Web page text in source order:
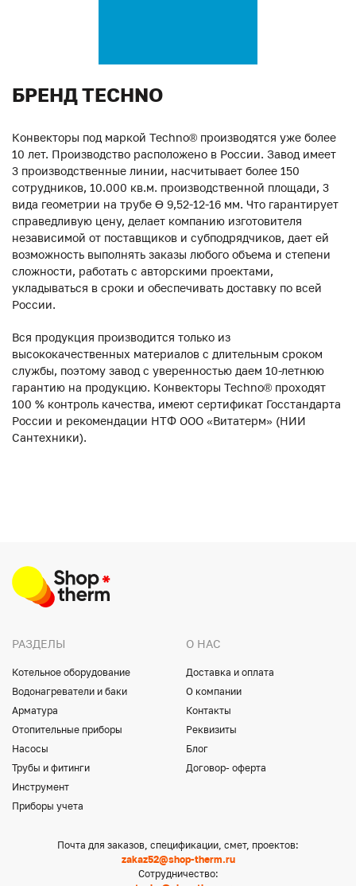
БРЕНД TECHNO
Конвекторы под маркой Techno® производятся уже более
10 лет. Производство расположено в России. Завод имеет
3 производственные линии, насчитывает более 150
сотрудников, 10.000 кв.м. производственной площади, 3
вида геометрии на трубе ϴ 9,52-12-16 мм. Что гарантирует
справедливую цену, делает компанию изготовителя
независимой от поставщиков и субподрядчиков, дает ей
возможность выполнять заказы любого объема и степени
сложности, работать с авторскими проектами,
укладываться в сроки и обеспечивать доставку по всей
России.
Вся продукция производится только из
высококачественных материалов с длительным сроком
службы, поэтому завод с уверенностью даем 10-летнюю
гарантию на продукцию. Конвекторы Techno® проходят
100 % контроль качества, имеют сертификат Госстандарта
России и рекомендации НТФ ООО «Витатерм» (НИИ
Сантехники).
РАЗДЕЛЫ
Котельное оборудование
Водонагреватели и баки
Арматура
Отопительные приборы
Насосы
Трубы и фитинги
Инструмент
Приборы учета
О НАС
Доставка и оплата
О компании
Контакты
Реквизиты
Блог
Договор- оферта
Почта для заказов, спецификации, смет, проектов:
zakaz52@shop-therm.ru
Сотрудничество: